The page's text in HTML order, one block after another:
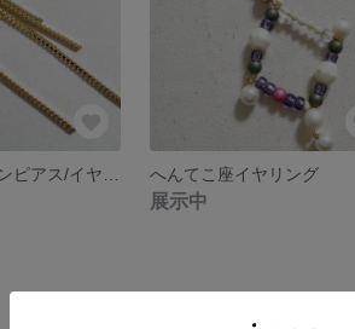
へんてこ座イヤリング
展示中